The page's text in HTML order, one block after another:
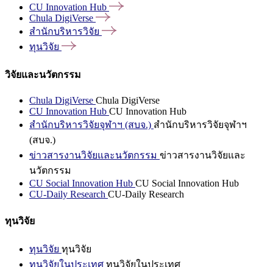
CU Innovation Hub
Chula DigiVerse
สำนักบริหารวิจัย
ทุนวิจัย
วิจัยและนวัตกรรม
Chula DigiVerse Chula DigiVerse
CU Innovation Hub CU Innovation Hub
สำนักบริหารวิจัยจุฬาฯ (สบจ.) สำนักบริหารวิจัยจุฬาฯ
(สบจ.)
ข่าวสารงานวิจัยและนวัตกรรม ข่าวสารงานวิจัยและ
นวัตกรรม
CU Social Innovation Hub CU Social Innovation Hub
CU-Daily Research CU-Daily Research
ทุนวิจัย
ทุนวิจัย ทุนวิจัย
ทุนวิจัยในประเทศ ทุนวิจัยในประเทศ